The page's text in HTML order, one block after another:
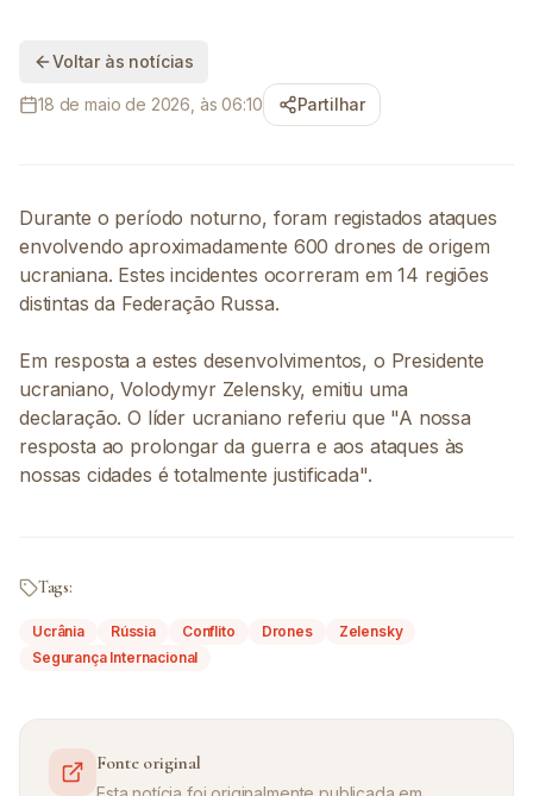
Voltar às notícias
18 de maio de 2026, às 06:10 Partilhar
Durante o período noturno, foram registados ataques
envolvendo aproximadamente 600 drones de origem
ucraniana. Estes incidentes ocorreram em 14 regiões
distintas da Federação Russa.
Em resposta a estes desenvolvimentos, o Presidente
ucraniano, Volodymyr Zelensky, emitiu uma
declaração. O líder ucraniano referiu que "A nossa
resposta ao prolongar da guerra e aos ataques às
nossas cidades é totalmente justificada".
Tags:
Ucrânia Rússia Conflito Drones
Zelensky
Segurança Internacional
Fonte original